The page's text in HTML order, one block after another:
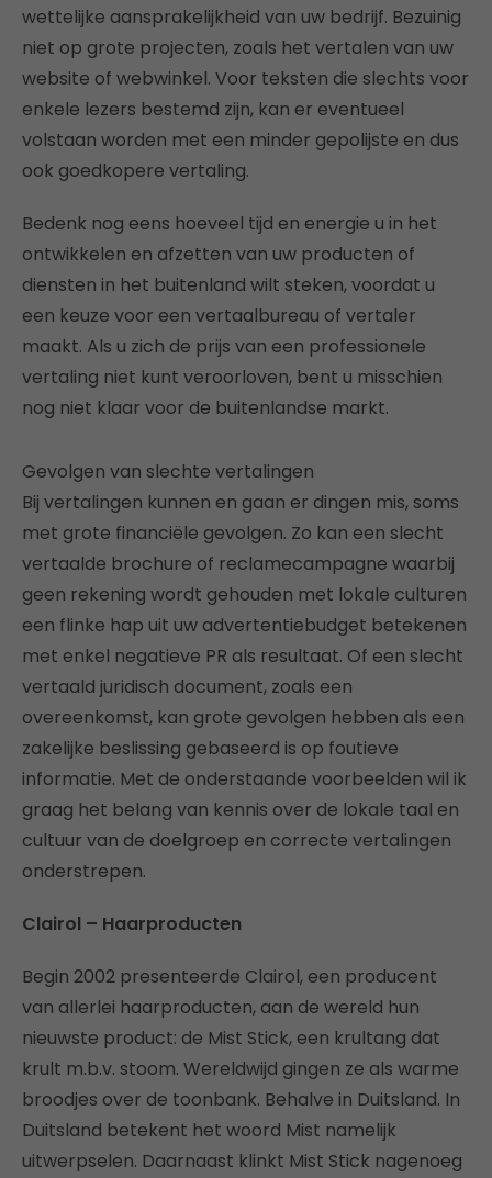
wettelijke aansprakelijkheid van uw bedrijf. Bezuinig
niet op grote projecten, zoals het vertalen van uw
website of webwinkel. Voor teksten die slechts voor
enkele lezers bestemd zijn, kan er eventueel
volstaan worden met een minder gepolijste en dus
ook goedkopere vertaling.
Bedenk nog eens hoeveel tijd en energie u in het
ontwikkelen en afzetten van uw producten of
diensten in het buitenland wilt steken, voordat u
een keuze voor een vertaalbureau of vertaler
maakt. Als u zich de prijs van een professionele
vertaling niet kunt veroorloven, bent u misschien
nog niet klaar voor de buitenlandse markt.
Gevolgen van slechte vertalingen
Bij vertalingen kunnen en gaan er dingen mis, soms
met grote financiële gevolgen. Zo kan een slecht
vertaalde brochure of reclamecampagne waarbij
geen rekening wordt gehouden met lokale culturen
een flinke hap uit uw advertentiebudget betekenen
met enkel negatieve PR als resultaat. Of een slecht
vertaald juridisch document, zoals een
overeenkomst, kan grote gevolgen hebben als een
zakelijke beslissing gebaseerd is op foutieve
informatie. Met de onderstaande voorbeelden wil ik
graag het belang van kennis over de lokale taal en
cultuur van de doelgroep en correcte vertalingen
onderstrepen.
Clairol – Haarproducten
Begin 2002 presenteerde Clairol, een producent
van allerlei haarproducten, aan de wereld hun
nieuwste product: de Mist Stick, een krultang dat
krult m.b.v. stoom. Wereldwijd gingen ze als warme
broodjes over de toonbank. Behalve in Duitsland. In
Duitsland betekent het woord Mist namelijk
uitwerpselen. Daarnaast klinkt Mist Stick nagenoeg